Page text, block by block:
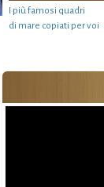
I più famosi quadri
di mare copiati per voi